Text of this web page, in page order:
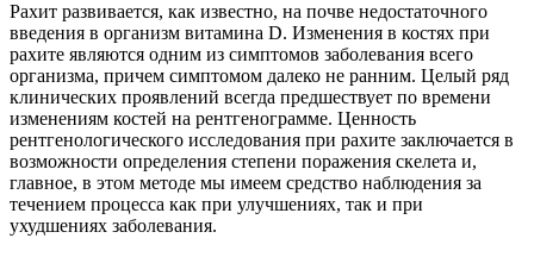
Рахит развивается, как известно, на почве недостаточного
введения в организм витамина D. Изменения в костях при
рахите являются одним из симптомов заболевания всего
организма, причем симптомом далеко не ранним. Целый ряд
клинических проявлений всегда предшествует по времени
изменениям костей на рентгенограмме. Ценность
рентгенологического исследования при рахите заключается в
возможности определения степени поражения скелета и,
главное, в этом методе мы имеем средство наблюдения за
течением процесса как при улучшениях, так и при
ухудшениях заболевания.